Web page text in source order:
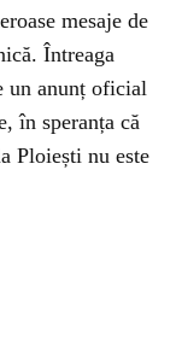
mesaje de
Întreaga
un anunț oficial
în speranța că
Ploiești nu este